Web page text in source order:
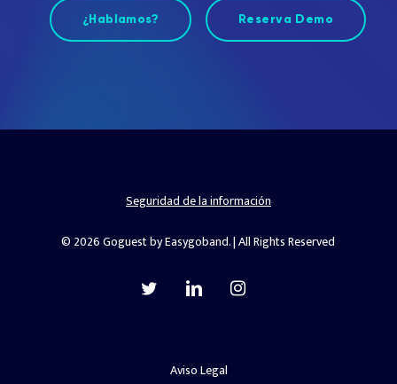
¿Hablamos? Reserva Demo
Seguridad de la información
© 2026 Goguest by Easygoband. | All Rights Reserved
twitter linkedin instagram
Aviso Legal